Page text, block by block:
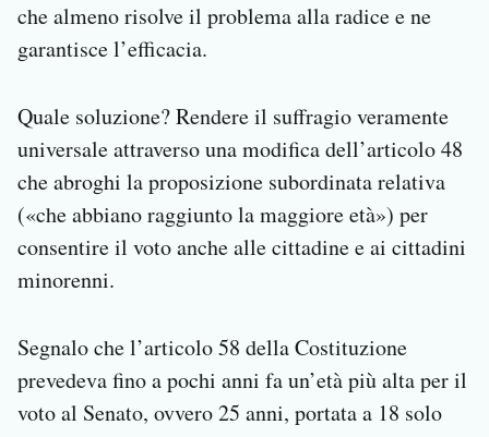
che almeno risolve il problema alla radice e ne
garantisce l’efficacia.
Quale soluzione? Rendere il suffragio veramente
universale attraverso una modifica dell’articolo 48
che abroghi la proposizione subordinata relativa
(«che abbiano raggiunto la maggiore età») per
consentire il voto anche alle cittadine e ai cittadini
minorenni.
Segnalo che l’articolo 58 della Costituzione
prevedeva fino a pochi anni fa un’età più alta per il
voto al Senato, ovvero 25 anni, portata a 18 solo